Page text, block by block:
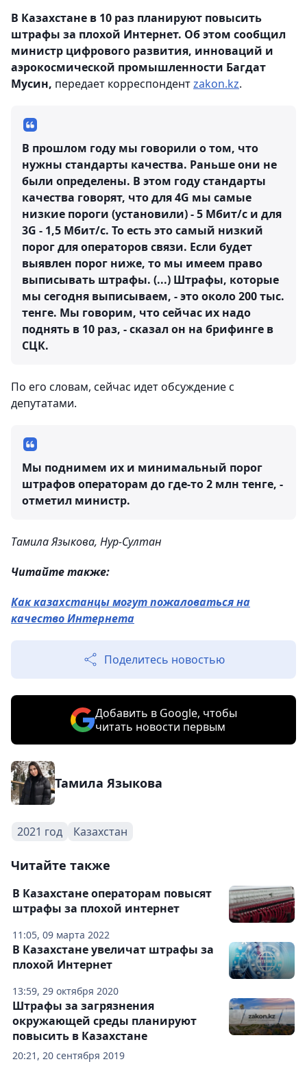
В Казахстане в 10 раз планируют повысить
штрафы за плохой Интернет. Об этом сообщил
министр цифрового развития, инноваций и
аэрокосмической промышленности Багдат
Мусин, передает корреспондентzakon.kz.
В прошлом году мы говорили о том, что
нужны стандарты качества. Раньше они не
были определены. В этом году стандарты
качества говорят, что для 4G мы самые
низкие пороги (установили) - 5 Мбит/с и для
3G - 1,5 Мбит/с. То есть это самый низкий
порог для операторов связи. Если будет
выявлен порог ниже, то мы имеем право
выписывать штрафы. (...) Штрафы, которые
мы сегодня выписываем, - это около 200 тыс.
тенге. Мы говорим, что сейчас их надо
поднять в 10 раз, - сказал он на брифинге в
СЦК.
По его словам, сейчас идет обсуждение с
депутатами.
Мы поднимем их и минимальный порог
штрафов операторам до где-то 2 млн тенге, -
отметил министр.
Тамила Языкова, Нур-Султан
Читайте также:
Как казахстанцы могут пожаловаться на
качество Интернета
Поделитесь новостью
Добавить в Google, чтобы
читать новости первым
Тамила Языкова
2021 год Казахстан
Читайте также
11:05, 09 марта 2022
В Казахстане операторам повысят
штрафы за плохой интернет
13:59, 29 октября 2020
В Казахстане увеличат штрафы за
плохой Интернет
20:21, 20 сентября 2019
Штрафы за загрязнения
окружающей среды планируют
повысить в Казахстане